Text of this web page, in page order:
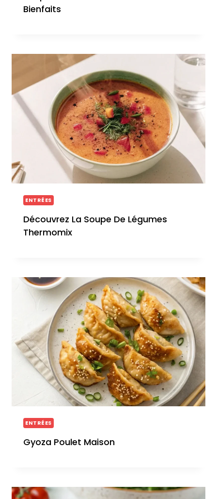
Bienfaits
ENTRÉES
Découvrez La Soupe De Légumes
Thermomix
ENTRÉES
Gyoza Poulet Maison